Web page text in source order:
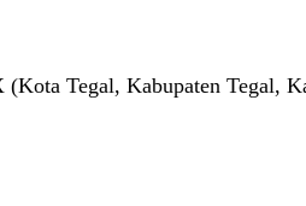
Tegal, Kabupaten Tegal,